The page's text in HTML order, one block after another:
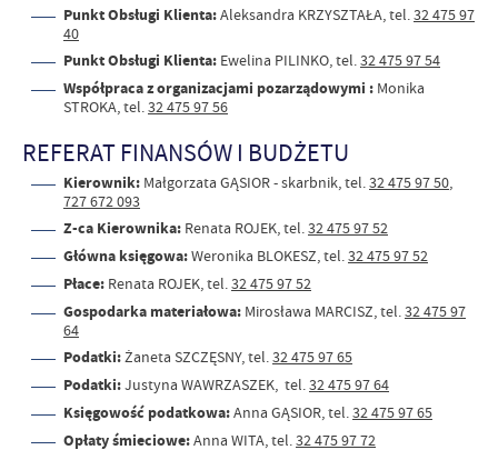
Punkt Obsługi Klienta:Aleksandra KRZYSZTAŁA, tel.32 475 97
40
Punkt Obsługi Klienta: Ewelina PILINKO, tel.32 475 97 54
Współpraca z organizacjami pozarządowymi : Monika
STROKA, tel.32 475 97 56
REFERAT FINANSÓW I BUDŻETU
Kierownik: Małgorzata GĄSIOR - skarbnik, tel.32 475 97 50,
727 672 093
Z-ca Kierownika: Renata ROJEK, tel.32 475 97 52
Główna księgowa:Weronika BLOKESZ, tel.32 475 97 52
Płace: Renata ROJEK, tel.32 475 97 52
Gospodarka materiałowa: Mirosława MARCISZ, tel.32 475 97
64
Podatki:Żaneta SZCZĘSNY, tel.32 475 97 65
Podatki:Justyna WAWRZASZEK, tel.32 475 97 64
Księgowość podatkowa:Anna GĄSIOR, tel.32 475 97 65
Opłaty śmieciowe:Anna WITA, tel.32 475 97 72